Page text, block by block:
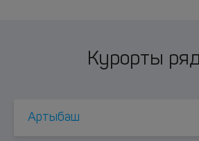
Курорты
Артыбаш